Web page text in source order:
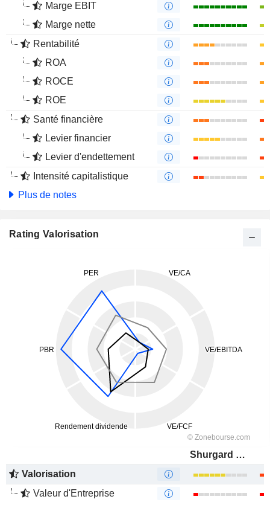
Marge EBIT
Marge nette
Rentabilité
ROA
ROCE
ROE
Santé financière
Levier financier
Levier d'endettement
Intensité capitalistique
Plus de notes
Rating Valorisation
Shurgard Self-Storage Ltd.
Valorisation
Valeur d'Entreprise